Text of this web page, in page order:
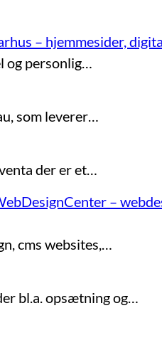
– hjemmesider,
og personlig…
som leverer…
der er et…
–
cms websites,…
bl.a. opsætning og…